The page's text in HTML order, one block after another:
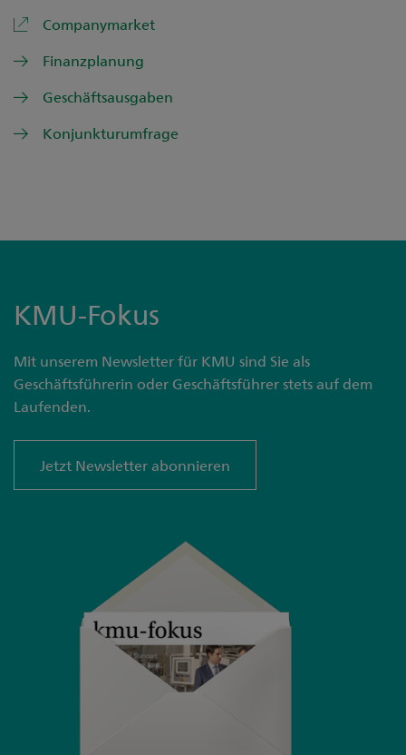
Companymarket
Finanzplanung
Geschäftsausgaben
Konjunkturumfrage
KMU-Fokus
Mit unserem Newsletter für KMU sind Sie als
Geschäftsführerin oder Geschäftsführer stets auf dem
Laufenden.
Jetzt Newsletter abonnieren